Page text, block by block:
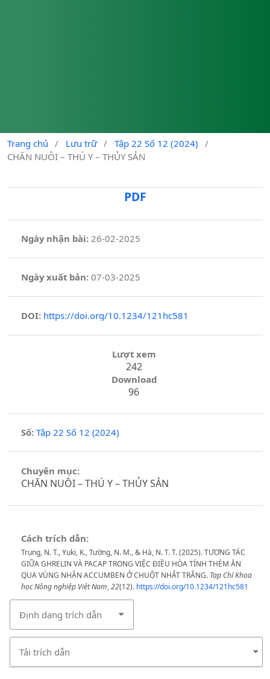
Trang chủ / Lưu trữ / Tập 22 Số 12 (2024)
/
CHĂN NUÔI – THÚ Y – THỦY SẢN
PDF
Ngày nhận bài: 26-02-2025
Ngày xuất bản: 07-03-2025
DOI: https://doi.org/10.1234/121hc581
Lượt xem
242
Download
96
Số: Tập 22 Số 12 (2024)
Chuyên mục:
CHĂN NUÔI – THÚ Y – THỦY SẢN
Cách trích dẫn:
Trung, N. T., Yuki, K., Tường, N. M., & Hà, N. T. T. (2025). TƯƠNG TÁC
GIỮA GHRELIN VÀ PACAP TRONG VIỆC ĐIỀU HÒA TÍNH THÈM ĂN
QUA VÙNG NHÂN ACCUMBEN Ở CHUỘT NHẮT TRẮNG. Tạp Chí Khoa
học Nông nghiệp Việt Nam,22(12). https://doi.org/10.1234/121hc581
Định dạng trích dẫn
Tải trích dẫn